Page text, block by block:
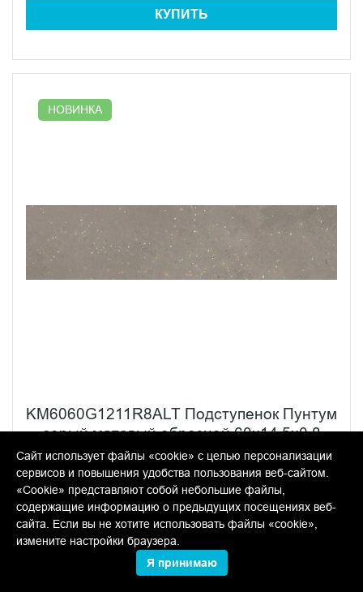
КУПИТЬ
НОВИНКА
KM6060G1211R8ALT Подступенок Пунтум
серый матовый обрезной 60x14,5x0,8
10 шт Размер:
14*60 см
Вес:1.47 кг
311.10 руб.
шт
Сайт использует файлы «cookie» с целью персонализации
сервисов и повышения удобства пользования веб-сайтом.
«Cookie» представляют собой небольшие файлы,
содержащие информацию о предыдущих посещениях веб-
сайта. Если вы не хотите использовать файлы «cookie»,
измените настройки браузера.
Я принимаю